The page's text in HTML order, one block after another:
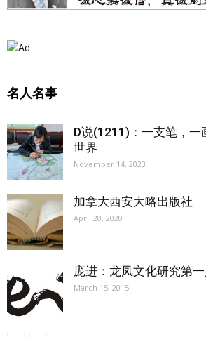
名人名事
D说(1211)：一支笔，一
世界
November 14, 2023
加拿大西安大略出版社
April 20, 2020
庞进：龙凤文化研究第一
March 15, 2015